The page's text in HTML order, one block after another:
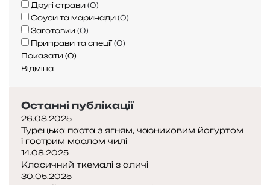
Другі страви (0)
Соуси та маринади (0)
Заготовки (0)
Приправи та спеції (0)
Показати (0)
Відміна
Останні публікації
26.08.2025
Турецька паста з ягням, часниковим йогуртом
і гострим маслом чилі
14.08.2025
Класичний ткемалі з аличі
30.05.2025